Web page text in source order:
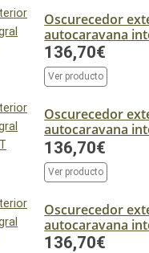
Oscurecedor
autocaravana
136,70€
Ver producto
Oscurecedor
autocaravana
136,70€
Ver producto
Oscurecedor
autocaravana
136,70€